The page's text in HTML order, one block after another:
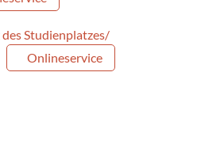
Studienplatzes/
Onlineservice